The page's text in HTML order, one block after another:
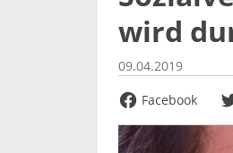
wird
09.04.2019
Facebook